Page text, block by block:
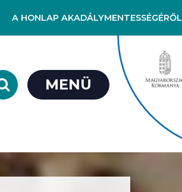
A HONLAP AKADÁLYMENTESSÉGÉRŐL
MENÜ